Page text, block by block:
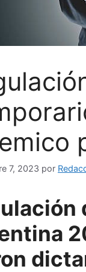
7, 2023 por